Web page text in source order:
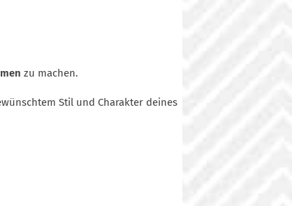
zu machen.
Stil und Charakter deines